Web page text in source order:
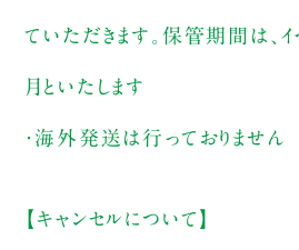
ていただきます。保管期間は、
月といたします
・海外発送は行っておりません
【キャンセルについて】